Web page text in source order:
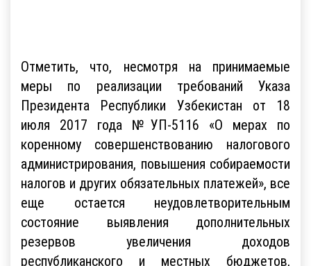
Отметить, что, несмотря на принимаемые
меры по реализации требований Указа
Президента Республики Узбекистан от 18
июля 2017 года №УП-5116 «О мерах по
коренному совершенствованию налогового
администрирования, повышения собираемости
налогов и других обязательных платежей», все
еще остается неудовлетворительным
состояние выявления дополнительных
резервов увеличения доходов
республиканского и местных бюджетов,